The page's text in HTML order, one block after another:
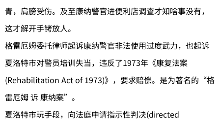
青，肩膀受伤。及至康纳警官进便利店调查才知啥事没有，
这才解开手铐放人。
格雷厄姆委托律师起诉康纳警官非法使用过度武力，也起诉
夏洛特市对警员培训失当，违反了1973年《康复法案
(Rehabilitation Act of 1973)》，要求赔偿。是为著名的“格
雷厄姆 诉 康纳案”。
夏洛特市玩手段，向法庭申请指示性判决(directed